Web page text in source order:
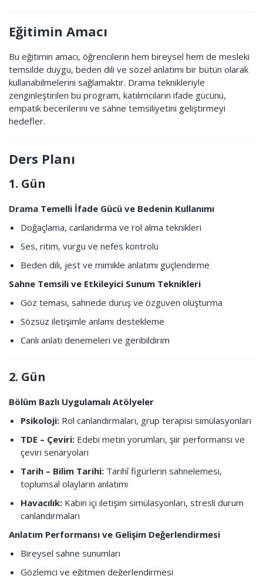
Eğitimin Amacı
Bu eğitimin amacı, öğrencilerin hem bireysel hem de mesleki
temsilde duygu, beden dili ve sözel anlatımı bir bütün olarak
kullanabilmelerini sağlamaktır. Drama teknikleriyle
zenginleştirilen bu program, katılımcıların ifade gücünü,
empatik becerilerini ve sahne temsiliyetini geliştirmeyi
hedefler.
Ders Planı
1. Gün
Drama Temelli İfade Gücü ve Bedenin Kullanımı
Doğaçlama, canlandırma ve rol alma teknikleri
Ses, ritim, vurgu ve nefes kontrolü
Beden dili, jest ve mimikle anlatımı güçlendirme
Sahne Temsili ve Etkileyici Sunum Teknikleri
Göz teması, sahnede duruş ve özgüven oluşturma
Sözsüz iletişimle anlamı destekleme
Canlı anlatı denemeleri ve geribildirim
2. Gün
Bölüm Bazlı Uygulamalı Atölyeler
Psikoloji: Rol canlandırmaları, grup terapisi simülasyonları
TDE – Çeviri: Edebi metin yorumları, şiir performansı ve
çeviri senaryoları
Tarih – Bilim Tarihi: Tarihî figürlerin sahnelemesi,
toplumsal olayların anlatımı
Havacılık: Kabin içi iletişim simülasyonları, stresli durum
canlandırmaları
Anlatım Performansı ve Gelişim Değerlendirmesi
Bireysel sahne sunumları
Gözlemci ve eğitmen değerlendirmesi